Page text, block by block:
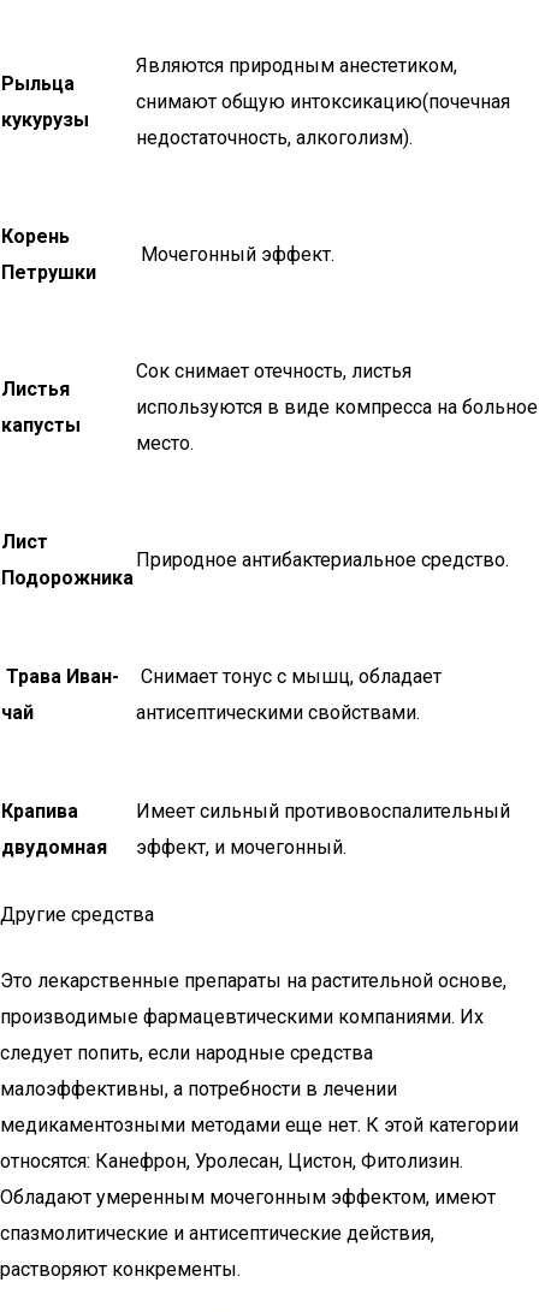
Рыльца
кукурузы
Являются природным анестетиком,
снимают общую интоксикацию(почечная
недостаточность, алкоголизм).
Корень
Петрушки
Мочегонный эффект.
Листья
капусты
Сок снимает отечность, листья
используются в виде компресса на больное
место.
Лист
Подорожника
Природное антибактериальное средство.
Трава Иван-
чай
Снимает тонус с мышц, обладает
антисептическими свойствами.
Крапива
двудомная
Имеет сильный противовоспалительный
эффект, и мочегонный.
Другие средства
Это лекарственные препараты на растительной основе,
производимые фармацевтическими компаниями. Их
следует попить, если народные средства
малоэффективны, а потребности в лечении
медикаментозными методами еще нет. К этой категории
относятся: Канефрон, Уролесан, Цистон, Фитолизин.
Обладают умеренным мочегонным эффектом, имеют
спазмолитические и антисептические действия,
растворяют конкременты.